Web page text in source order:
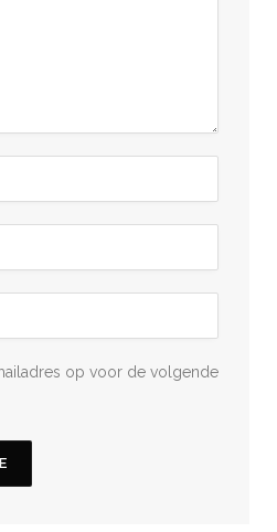
op voor de volgende